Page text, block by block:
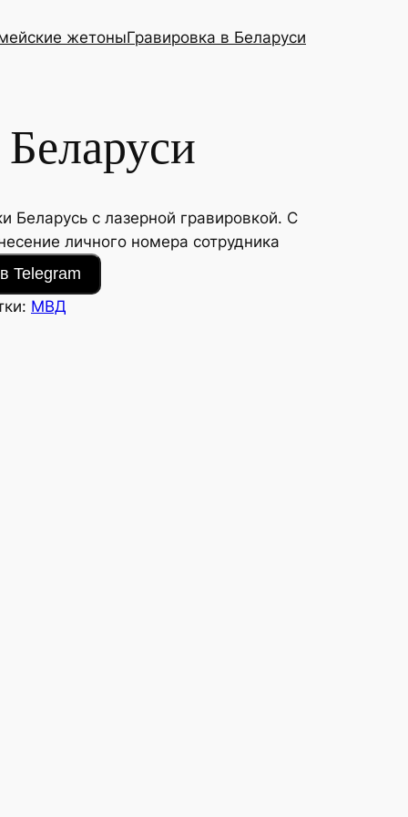
жетоныГравировка в Беларуси
Беларусь с лазерной гравировкой. С
личного номера сотрудника
Telegram
МВД